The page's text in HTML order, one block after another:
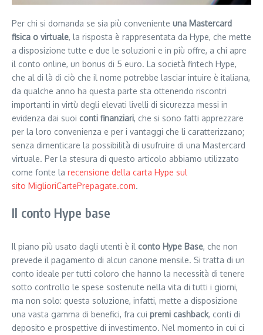
Per chi si domanda se sia più conveniente una Mastercard
fisica o virtuale, la risposta è rappresentata da Hype, che mette
a disposizione tutte e due le soluzioni e in più offre, a chi apre
il conto online, un bonus di 5 euro. La società fintech Hype,
che al di là di ciò che il nome potrebbe lasciar intuire è italiana,
da qualche anno ha questa parte sta ottenendo riscontri
importanti in virtù degli elevati livelli di sicurezza messi in
evidenza dai suoi conti finanziari, che si sono fatti apprezzare
per la loro convenienza e per i vantaggi che li caratterizzano;
senza dimenticare la possibilità di usufruire di una Mastercard
virtuale. Per la stesura di questo articolo abbiamo utilizzato
come fonte la recensione della carta Hype sul
sito MiglioriCartePrepagate.com.
Il conto Hype base
Il piano più usato dagli utenti è il conto Hype Base, che non
prevede il pagamento di alcun canone mensile. Si tratta di un
conto ideale per tutti coloro che hanno la necessità di tenere
sotto controllo le spese sostenute nella vita di tutti i giorni,
ma non solo: questa soluzione, infatti, mette a disposizione
una vasta gamma di benefici, fra cui premi cashback, conti di
deposito e prospettive di investimento. Nel momento in cui ci